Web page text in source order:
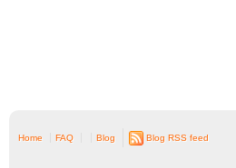
Home FAQ Blog Blog RSS feed